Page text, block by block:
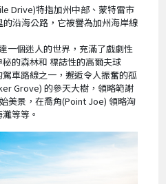
Drive)特指加州中部、蒙特雷市
沿海公路，它被譽為加州海岸線
一個迷人的世界，充滿了戲劇性
的森林和 標誌性的高爾夫球
車路線之一，邂逅令人振奮的孤
Grove) 的參天大樹，領略範謝
美景，在喬角(Point Joe) 領略洶
等等。